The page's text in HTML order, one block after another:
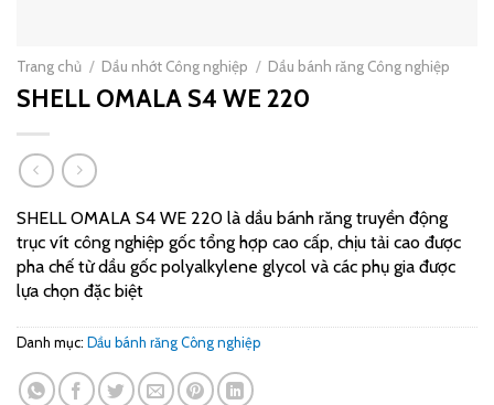
Trang chủ / Dầu nhớt Công nghiệp / Dầu bánh răng Công nghiệp
SHELL OMALA S4 WE 220
SHELL OMALA S4 WE 220 là dầu bánh răng truyền động
trục vít công nghiệp gốc tổng hợp cao cấp, chịu tải cao được
pha chế từ dầu gốc polyalkylene glycol và các phụ gia được
lựa chọn đặc biệt
Danh mục: Dầu bánh răng Công nghiệp